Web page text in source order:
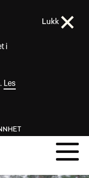
i
Les
Lukk